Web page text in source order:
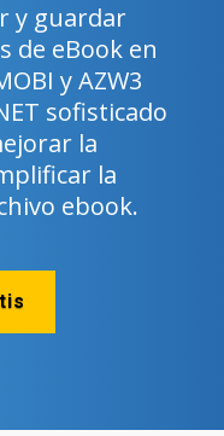
y guardar
de eBook en
y AZW3
sofisticado
la
la
ebook.